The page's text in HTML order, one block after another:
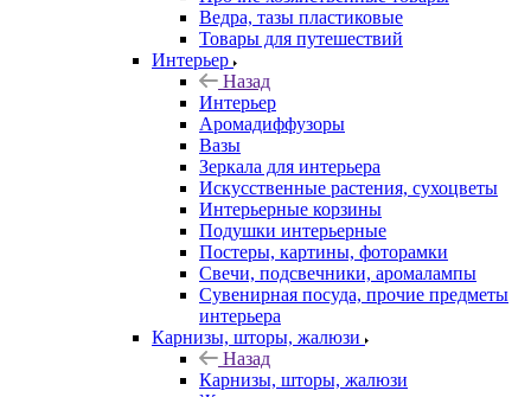
Ведра, тазы пластиковые
Товары для путешествий
Интерьер
Назад
Интерьер
Аромадиффузоры
Вазы
Зеркала для интерьера
Искусственные растения, сухоцветы
Интерьерные корзины
Подушки интерьерные
Постеры, картины, фоторамки
Свечи, подсвечники, аромалампы
Сувенирная посуда, прочие предметы
интерьера
Карнизы, шторы, жалюзи
Назад
Карнизы, шторы, жалюзи